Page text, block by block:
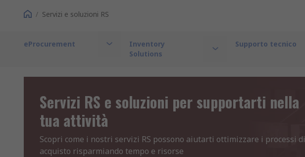
/ Servizi e soluzioni RS
eProcurement
Inventory
Solutions
Supporto tecnico
Servizi RS e soluzioni per supportarti nella
tua attività
Scopri come i nostri servizi RS possono aiutarti ottimizzare i processi di
acquisto risparmiando tempo e risorse